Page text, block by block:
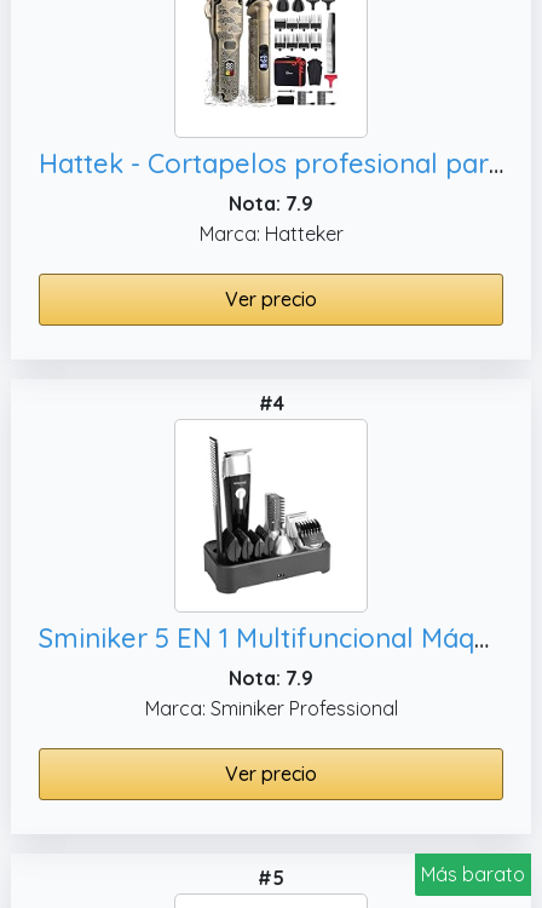
Hattek - Cortapelos profesional para hombres, kit inalámbrico de cuidado de nariz y cuerpo
Nota: 7.9
Marca: Hatteker
Ver precio
#4
Sminiker 5 EN 1 Multifuncional Máquina Recortadora Profesional Impermeable Cortapelos Kit afeitadora eléctrica Hombre Afeitadora Recortador Barba Nariz y Orejas Depilación Cortar de Pelo de Precisión
Nota: 7.9
Marca: Sminiker Professional
Ver precio
Más barato
#5